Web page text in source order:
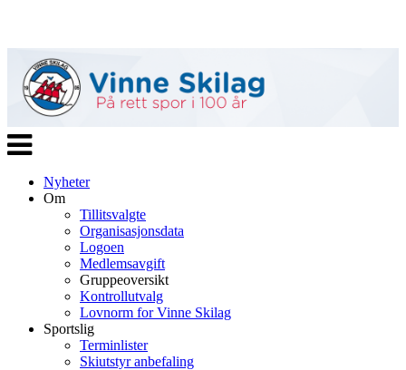
Veksle
navigasjon
Nyheter
Om
Tillitsvalgte
Organisasjonsdata
Logoen
Medlemsavgift
Gruppeoversikt
Kontrollutvalg
Lovnorm for Vinne Skilag
Sportslig
Terminlister
Skiutstyr anbefaling